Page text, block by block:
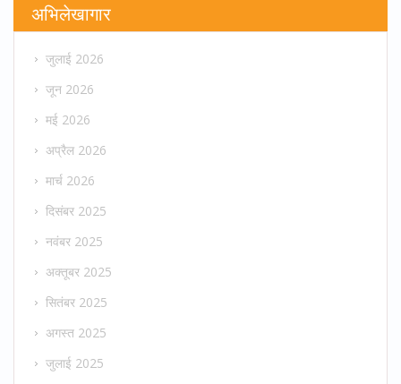
अभिलेखागार
जुलाई 2026
जून 2026
मई 2026
अप्रैल 2026
मार्च 2026
दिसंबर 2025
नवंबर 2025
अक्तूबर 2025
सितंबर 2025
अगस्त 2025
जुलाई 2025